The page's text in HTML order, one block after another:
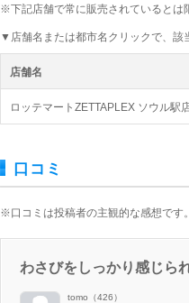
※下記店舗で常に販売されているとは
▼店舗名または都市名クリックで、該
店舗名
ロッテマートZETTAPLEX ソウル駅
口コミ
※口コミは投稿者の主観的な感想です
わさびをしっかり感じら
tomo（426）